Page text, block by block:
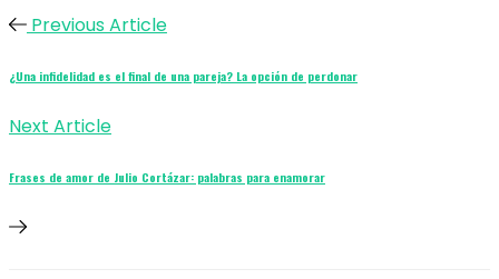
Previous Article
¿Una infidelidad es el final de una pareja? La opción de perdonar
Next Article
Frases de amor de Julio Cortázar: palabras para enamorar